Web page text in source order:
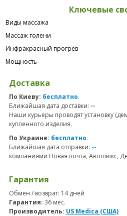
Ключевые
Виды массажа
Массаж голени
Инфракрасный прогрев
Мощность
Доставка
По Киеву: бесплатно.
Ближайшая дата доставки: --
Наши курьеры проводят установку
купленного изделия.
По Украине: бесплатно.
Ближайшая дата отправки: --
компаниями Новая почта, Автолюкс,
Гарантия
Обмен / возврат: 14 дней
Гарантия: 36 мес.
Производитель: US Medica (США)